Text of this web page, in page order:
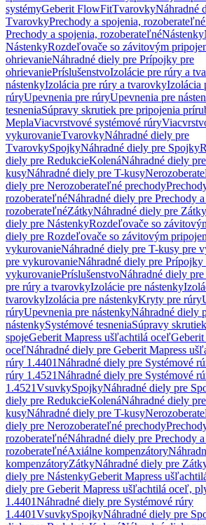
systémyGeberit FlowFitTvarovkyNáhradné
TvarovkyPrechody a spojenia, rozoberateľné
Prechody a spojenia, rozoberateľnéNástenky
NástenkyRozdeľovače so závitovým
ohrievanieNáhradné diely pre Prípojky pre
ohrievaniePríslušenstvoIzolácie pre rúry a
nástenkyIzolácia pre rúry a tvarovkyIzolácia
rúryUpevnenia pre rúryUpevnenia pre
tesneniaSúpravy skrutiek pre pripojenia
MeplaViacvrstvové systémové rúry
vykurovanieTvarovkyNáhradné diely pre
TvarovkySpojkyNáhradné diely pre Spojky
diely pre RedukcieKolenáNáhradné diely
kusyNáhradné diely pre T-kusy
diely pre Nerozoberateľné prechody
rozoberateľnéNáhradné diely pre Prechody
rozoberateľnéZátkyNáhradné diely pre Zátky
diely pre NástenkyRozdeľovače so
diely pre Rozdeľovače so závitovým
vykurovanieNáhradné diely pre T-kusy pre
pre vykurovanieNáhradné diely pre Prípojky
vykurovaniePríslušenstvoNáhradné diely
pre rúry a tvarovkyIzolácie pre nástenky
tvarovkyIzolácia pre nástenkyKryty pre rúry
rúryUpevnenia pre nástenkyNáhradné diely
nástenkySystémové tesneniaSúpravy
spojeGeberit Mapress ušľachtilá oceľ
oceľNáhradné diely pre Geberit Mapress
rúry 1.4401Náhradné diely pre Systémové
rúry 1.4521Náhradné diely pre Systémové
1.4521VsuvkySpojkyNáhradné diely pre
diely pre RedukcieKolenáNáhradné diely
kusyNáhradné diely pre T-kusy
diely pre Nerozoberateľné prechody
rozoberateľnéNáhradné diely pre Prechody
rozoberateľnéAxiálne kompenzátory
kompenzátoryZátkyNáhradné diely pre
diely pre NástenkyGeberit Mapress
diely pre Geberit Mapress ušľachtilá oceľ,
1.4401Náhradné diely pre Systémové rúry
1.4401VsuvkySpojkyNáhradné diely pre